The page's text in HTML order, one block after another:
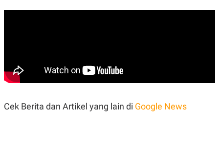
Cek Berita dan Artikel yang lain di Google News